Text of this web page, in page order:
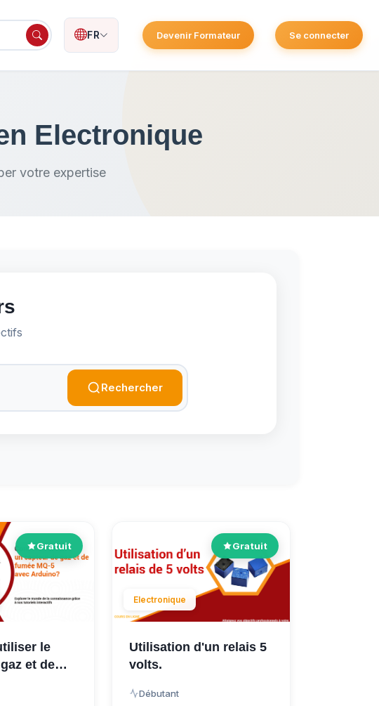
FR Devenir Formateur Se connecter
Electronique
votre expertise
Rechercher
Gratuit
le
et de
Gratuit
Electronique
Utilisation d'un relais 5
volts.
Débutant